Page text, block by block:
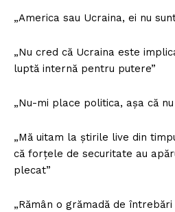
„America sau Ucraina, ei nu
„Nu cred că Ucraina este
luptă internă pentru putere”
„Nu-mi place politica, așa că
„Mă uitam la știrile live din
că forțele de securitate au
plecat”
„Rămân o grămadă de